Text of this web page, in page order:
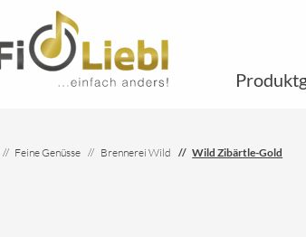
Feine Genüsse Brennerei Wild Wild Zibärtle-Gold